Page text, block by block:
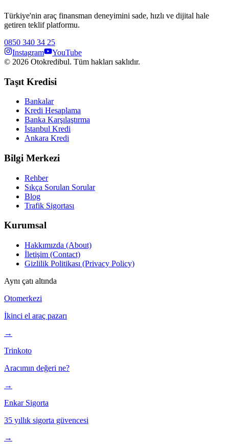
Türkiye'nin araç finansman deneyimini sade, hızlı ve dijital hale
getiren teklif platformu.
0850 340 34 25
Instagram
YouTube
© 2026 Otokredibul. Tüm hakları saklıdır.
Taşıt Kredisi
Bankalar
Kredi Hesaplama
Banka Karşılaştırma
İstanbul Kredi
Ankara Kredi
Bilgi Merkezi
Rehber
Sıkça Sorulan Sorular
Blog
Trafik Sigortası
Kurumsal
Hakkımızda (About)
İletişim (Contact)
Gizlilik Politikası (Privacy Policy)
Aynı çatı altında
Otomerkezi
İkinci el araç pazarı
→
Trinkoto
Aracımın değeri ne?
→
Enkar Sigorta
35 yıllık sigorta güvencesi
→